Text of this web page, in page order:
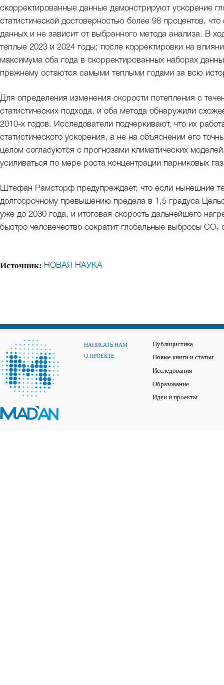
скорректированные данные демонстрируют ускорение
статистической достоверностью более 98 процентов,
данных и не зависит от выбранного метода анализа. В
теплые 2023 и 2024 годы; после корректировки на
максимума оба года в скорректированных наборах
прежнему остаются самыми теплыми годами за всю
Для определения изменения скорости потепления с
статистических подхода, и оба метода обнаружили
2010-х годов. Исследователи подчеркивают, что их
статистического ускорения, а не на объяснении его
целом согласуются с прогнозами климатических
усиливаться по мере роста концентрации парниковых
Штефан Рамсторф предупреждает, что если нынешние
долгосрочному превышению предела в 1,5 градуса
уже до 2030 года, и итоговая скорость дальнейшего
быстро человечество сократит глобальные выбросы CO₂
Источник: НОВАЯ НАУКА
НАПИСАТЬ НАМ
О ПРОЕКТЕ
Публицистика
Новые книги и статьи
Исследования
Образование
Идеи и проекты